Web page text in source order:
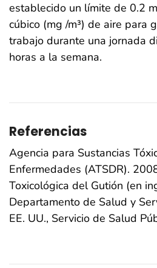
establecido un límite de 0.2
cúbico (mg /m³) de aire para
trabajo durante una jornada
horas a la semana.
Referencias
Agencia para Sustancias
Enfermedades (ATSDR).
Toxicológica del Gutión (en
Departamento de Salud y
EE. UU., Servicio de Salud